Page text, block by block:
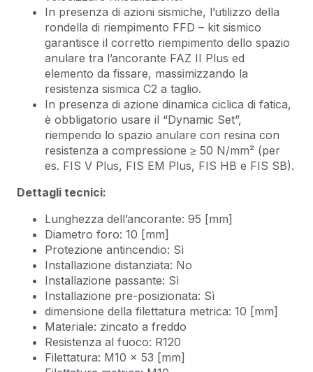
In presenza di azioni sismiche, l’utilizzo della
rondella di riempimento FFD – kit sismico
garantisce il corretto riempimento dello spazio
anulare tra l’ancorante FAZ II Plus ed
elemento da fissare, massimizzando la
resistenza sismica C2 a taglio.
In presenza di azione dinamica ciclica di fatica,
è obbligatorio usare il “Dynamic Set”,
riempendo lo spazio anulare con resina con
resistenza a compressione ≥ 50 N/mm² (per
es. FIS V Plus, FIS EM Plus, FIS HB e FIS SB).
Dettagli tecnici:
Lunghezza dell’ancorante: 95 [mm]
Diametro foro: 10 [mm]
Protezione antincendio: Sì
Installazione distanziata: No
Installazione passante: Sì
Installazione pre-posizionata: Sì
dimensione della filettatura metrica: 10 [mm]
Materiale: zincato a freddo
Resistenza al fuoco: R120
Filettatura: M10 x 53 [mm]